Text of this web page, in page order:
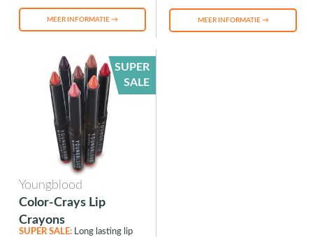
MEER INFORMATIE → MEER INFORMATIE →
SUPER
SALE
Youngblood
Color-Crays Lip
Crayons
SUPER SALE: Long lasting lip